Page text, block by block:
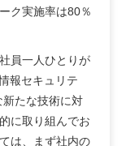
ク実施率は80％
員一人ひとりが
報セキュリテ
新たな技術に対
に取り組んでお
は、まず社内の